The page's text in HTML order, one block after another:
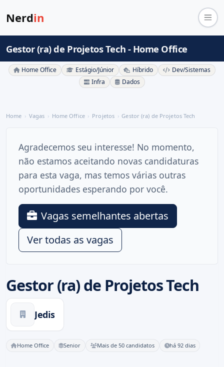
Nerdin
Gestor (ra) de Projetos Tech - Home Office
Home Office Estágio/Júnior Híbrido
Dev/Sistemas
Infra
Dados
Home Vagas Home Office Projetos Gestor (ra) de Projetos Tech
Gestor (ra) de Projetos Tech
Jedis
Home Office Senior Mais de 50 candidatos há 92 dias
Agradecemos seu interesse! No momento,
não estamos aceitando novas candidaturas
para esta vaga, mas temos várias outras
oportunidades esperando por você.
Vagas semelhantes abertas
Ver todas as vagas